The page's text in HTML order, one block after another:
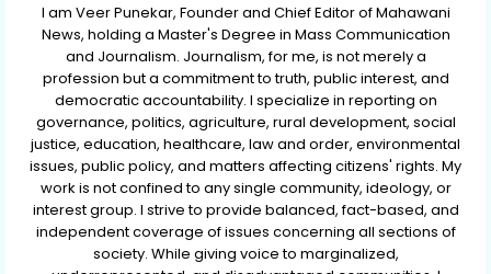
I am Veer Punekar, Founder and Chief Editor of Mahawani
News, holding a Master's Degree in Mass Communication
and Journalism. Journalism, for me, is not merely a
profession but a commitment to truth, public interest, and
democratic accountability. I specialize in reporting on
governance, politics, agriculture, rural development, social
justice, education, healthcare, law and order, environmental
issues, public policy, and matters affecting citizens' rights. My
work is not confined to any single community, ideology, or
interest group. I strive to provide balanced, fact-based, and
independent coverage of issues concerning all sections of
society. While giving voice to marginalized,